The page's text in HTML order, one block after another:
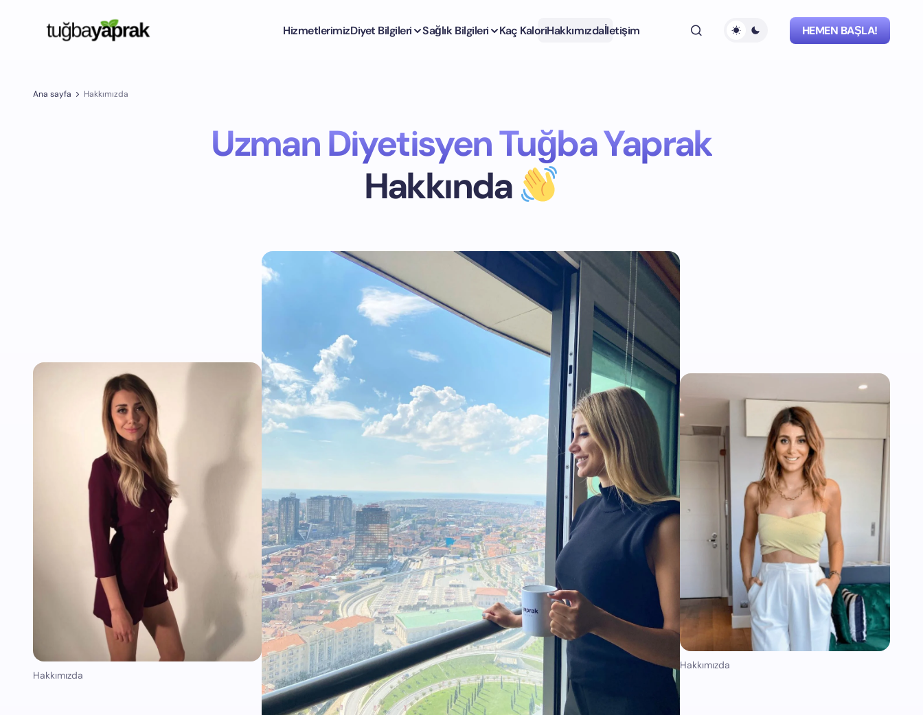
HizmetlerimizDiyet Bilgileri Sağlık Bilgileri Kaç KaloriHakkımızdaİletişim HEMEN BAŞLA!
Ana sayfa Hakkımızda
Uzman Diyetisyen Tuğba Yaprak
Hakkında
Hakkımızda
Hakkımızda